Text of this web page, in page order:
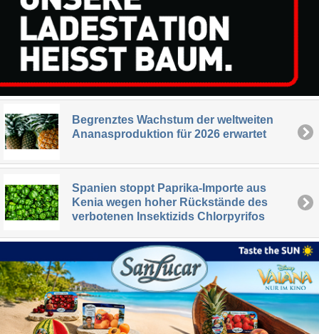
Begrenztes Wachstum der weltweiten
Ananasproduktion für 2026 erwartet
Spanien stoppt Paprika-Importe aus
Kenia wegen hoher Rückstände des
verbotenen Insektizids Chlorpyrifos